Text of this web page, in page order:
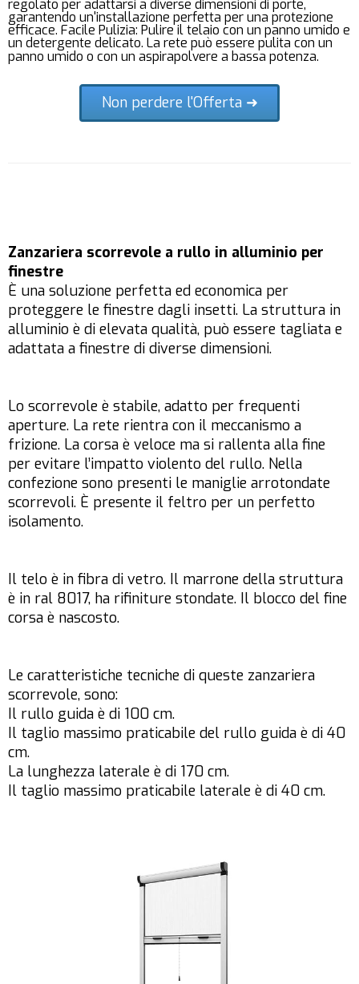
regolato per adattarsi a diverse dimensioni di porte,
garantendo un'installazione perfetta per una protezione
efficace. Facile Pulizia: Pulire il telaio con un panno umido e
un detergente delicato. La rete può essere pulita con un
panno umido o con un aspirapolvere a bassa potenza.
Non perdere l'Offerta ➜
Zanzariera scorrevole a rullo in alluminio per
finestre
È una soluzione perfetta ed economica per
proteggere le finestre dagli insetti. La struttura in
alluminio è di elevata qualità, può essere tagliata e
adattata a finestre di diverse dimensioni.
Lo scorrevole è stabile, adatto per frequenti
aperture. La rete rientra con il meccanismo a
frizione. La corsa è veloce ma si rallenta alla fine
per evitare l’impatto violento del rullo. Nella
confezione sono presenti le maniglie arrotondate
scorrevoli. È presente il feltro per un perfetto
isolamento.
Il telo è in fibra di vetro. Il marrone della struttura
è in ral 8017, ha rifiniture stondate. Il blocco del fine
corsa è nascosto.
Le caratteristiche tecniche di queste zanzariera
scorrevole, sono:
Il rullo guida è di 100 cm.
Il taglio massimo praticabile del rullo guida è di 40
cm.
La lunghezza laterale è di 170 cm.
Il taglio massimo praticabile laterale è di 40 cm.